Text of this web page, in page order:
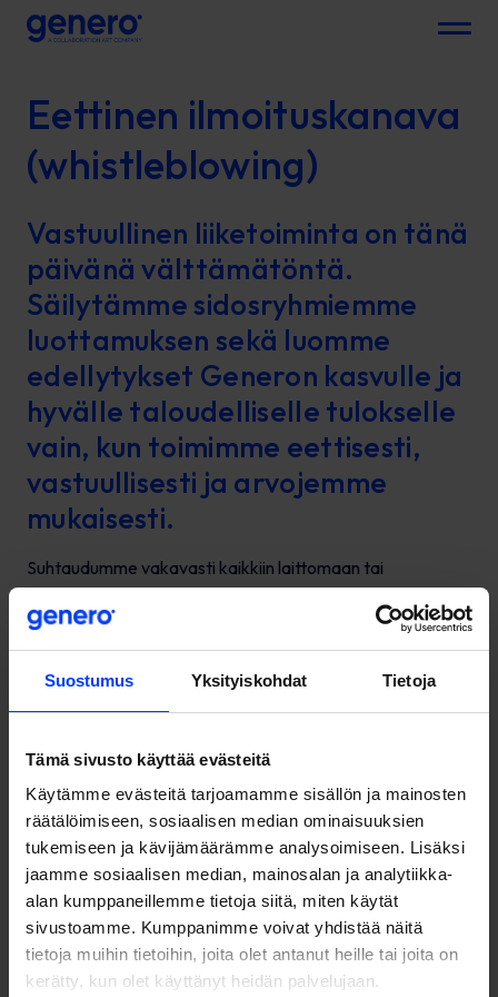
Suostumus Yksityiskohdat Tietoja
Tämä sivusto käyttää evästeitä
Käytämme evästeitä tarjoamamme sisällön ja mainosten
räätälöimiseen, sosiaalisen median ominaisuuksien
tukemiseen ja kävijämäärämme analysoimiseen. Lisäksi
jaamme sosiaalisen median, mainosalan ja analytiikka-
alan kumppaneillemme tietoja siitä, miten käytät
sivustoamme. Kumppanimme voivat yhdistää näitä
tietoja muihin tietoihin, joita olet antanut heille tai joita on
kerätty, kun olet käyttänyt heidän palvelujaan.
Menu
Eettinen ilmoituskanava
(whistleblowing)
Vastuullinen liiketoiminta on tänä
päivänä välttämätöntä.
Säilytämme sidosryhmiemme
luottamuksen sekä luomme
edellytykset Generon kasvulle ja
hyvälle taloudelliselle tulokselle
vain, kun toimimme eettisesti,
vastuullisesti ja arvojemme
mukaisesti.
Suhtaudumme vakavasti kaikkiin laittomaan tai
epäeettiseen toimintaan liittyviin
epäilyksiin ja pyydämme tuomaan ne tietoomme. Eettinen
ilmoituskanava
tarjoaa mahdollisuuden kommunikoida epäillyistä
ympäristöön.
Tutkimme kaikki vilpittömässä mielessä tehdyt ilmoitukset
puolueettomasti ja
ryhdymme tutkinnan pohjalta tarvittaviin toimenpiteisiin.
Generoneettinen
ilmoituskanavaantaa mahdollisuuden ilmoittaa
väärinkäytösepäilyistä, jotka rikkovat lakia tai Generon
omiaeettisiä toimintaperiaatteita.